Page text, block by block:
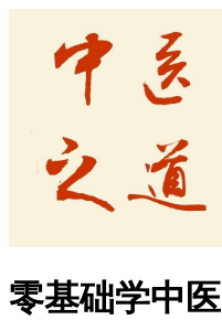
零基础学中医